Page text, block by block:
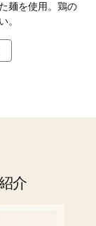
麺を使用。 鶏の
。
介